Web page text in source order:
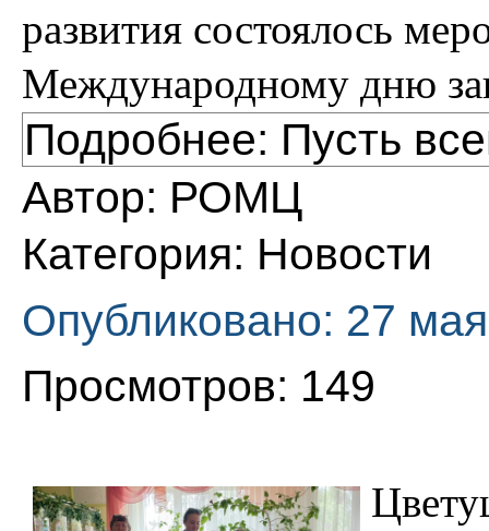
развития состоялось
Международному дню
Подробнее: Пусть
Автор: РОМЦ
Категория: Новости
Опубликовано: 27
Просмотров: 149